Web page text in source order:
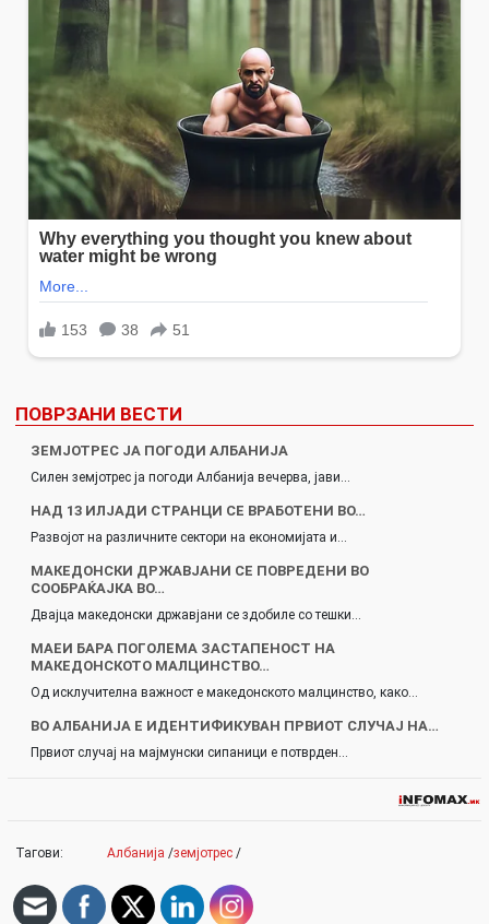
ПОВРЗАНИ ВЕСТИ
ЗЕМЈОТРЕС ЈА ПОГОДИ АЛБАНИЈА
Силен земјотрес ја погоди Албанија вечерва, јави…
НАД 13 ИЛЈАДИ СТРАНЦИ СЕ ВРАБОТЕНИ ВО…
Развојот на различните сектори на економијата и…
МАКЕДОНСКИ ДРЖАВЈАНИ СЕ ПОВРЕДЕНИ ВО
СООБРАЌАЈКА ВО…
Двајца македонски државјани се здобиле со тешки…
МАЕИ БАРА ПОГОЛЕМА ЗАСТАПЕНОСТ НА
МАКЕДОНСКОТО МАЛЦИНСТВО…
Од исклучителна важност е македонското малцинство, како…
ВО АЛБАНИЈА Е ИДЕНТИФИКУВАН ПРВИОТ СЛУЧАЈ НА…
Првиот случај на мајмунски сипаници е потврден…
Тагови: Албанија /земјотрес /